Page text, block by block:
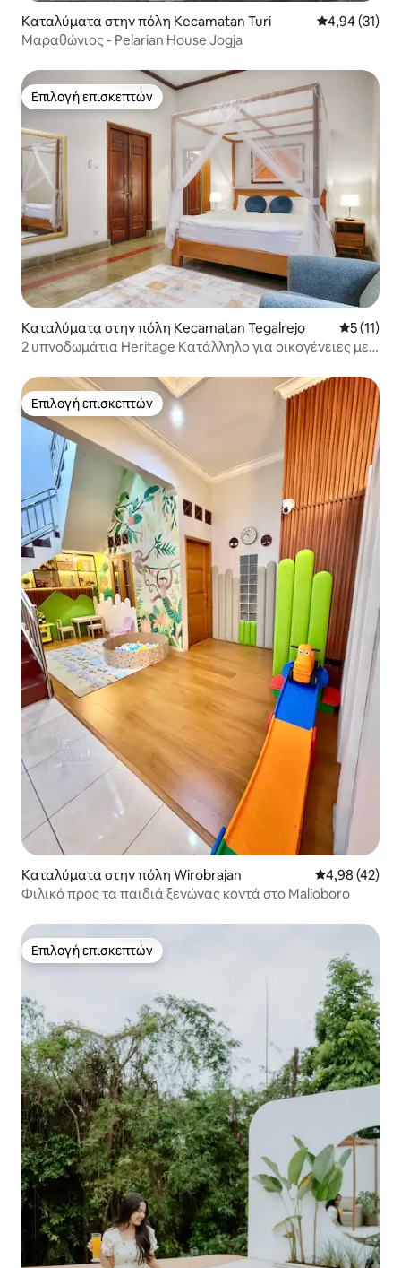
Καταλύματα στην πόλη Kecamatan Turi Μέση
4,94 (31)
Μαραθώνιος - Pelarian House Jogja
Επιλογή επισκεπτών
Επιλογή επισκεπτών
Καταλύματα στην πόλη Kecamatan Tegalrejo Μέση
5 (11)
2 υπνοδωμάτια Heritage Κατάλληλο για οικογένειες με
Επιλογή επισκεπτών
Επιλογή επισκεπτών
Καταλύματα στην πόλη Wirobrajan Μέση
4,98 (42)
Φιλικό προς τα παιδιά ξενώνας κοντά στο Malioboro
Επιλογή επισκεπτών
Επιλογή επισκεπτών